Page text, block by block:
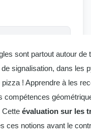
sont partout autour de
signalisation, dans les
! Apprendre à les
compétences
Cette évaluation sur les
ces notions avant le